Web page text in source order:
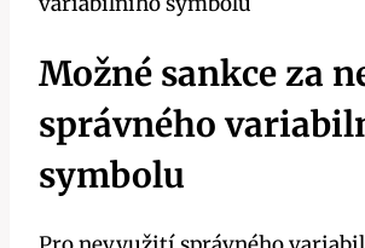
Možné sankce za
správného
symbolu